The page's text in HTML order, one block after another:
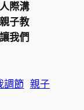
際溝
子教
我們
調節 親子